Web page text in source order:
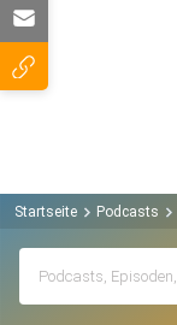
Startseite Podcasts